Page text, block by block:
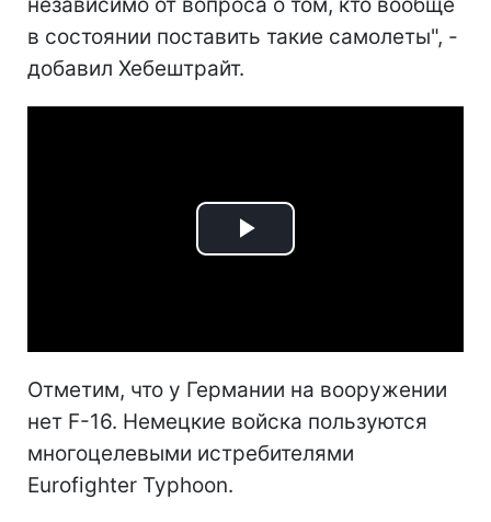
в состоянии поставить такие самолеты", -
добавил Хебештрайт.
Play
Отметим, что у Германии на вооружении
нет F-16. Немецкие войска пользуются
многоцелевыми истребителями
Eurofighter Typhoon.